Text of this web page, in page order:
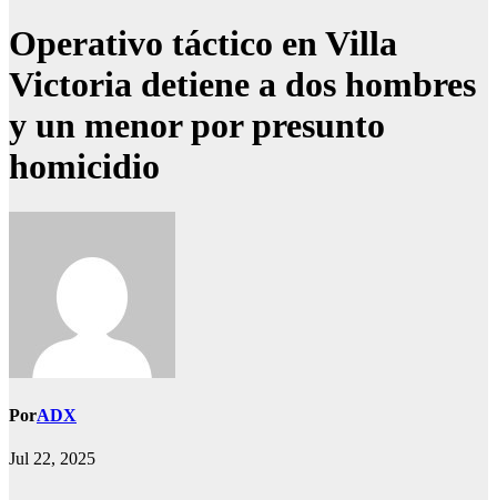
Operativo táctico en Villa
Victoria detiene a dos hombres
y un menor por presunto
homicidio
PorADX
Jul 22, 2025